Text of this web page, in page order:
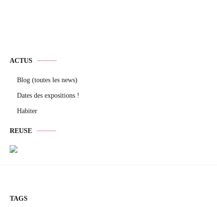
ACTUS
Blog (toutes les news)
Dates des expositions !
Habiter
REUSE
TAGS